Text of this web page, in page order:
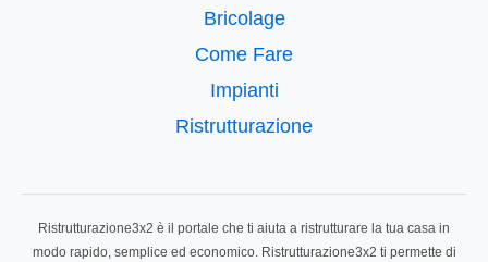
Bricolage
Come Fare
Impianti
Ristrutturazione
Ristrutturazione3x2 è il portale che ti aiuta a ristrutturare la tua casa in
modo rapido, semplice ed economico. Ristrutturazione3x2 ti permette di